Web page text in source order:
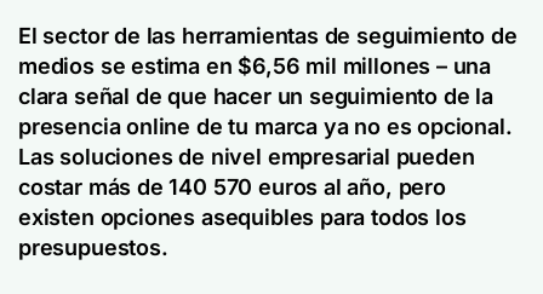
El sector de las herramientas de seguimiento de
medios se estima en $6,56 mil millones – una
clara señal de que hacer un seguimiento de la
presencia online de tu marca ya no es opcional.
Las soluciones de nivel empresarial pueden
costar más de 140 570 euros al año, pero
existen opciones asequibles para todos los
presupuestos.